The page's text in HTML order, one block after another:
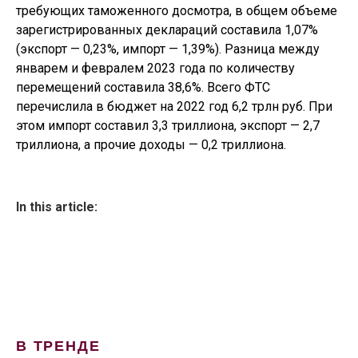
требующих таможенного досмотра, в общем объеме
зарегистрированных деклараций составила 1,07%
(экспорт — 0,23%, импорт — 1,39%). Разница между
январем и февралем 2023 года по количеству
перемещений составила 38,6%. Всего ФТС
перечислила в бюджет на 2022 год 6,2 трлн руб. При
этом импорт составил 3,3 триллиона, экспорт — 2,7
триллиона, а прочие доходы — 0,2 триллиона.
In this article:
В ТРЕНДЕ